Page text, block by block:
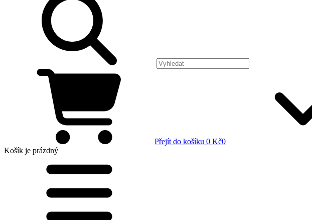
Přejít do košíku 0 Kč0
Košík je prázdný